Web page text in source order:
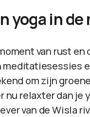
yoga in de
van rust
meditatiesessies
om zijn
nu relaxter dan je
van de Wisla